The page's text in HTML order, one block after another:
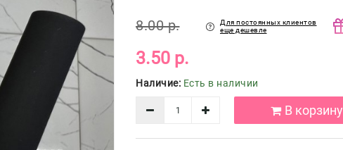
8.00 р.
Для постоянных клиентов
еще дешевле
3.50 р.
Наличие: Есть в наличии
В корзину